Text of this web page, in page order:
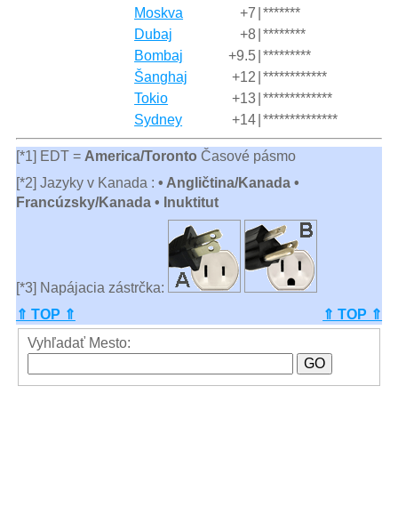
Moskva
+7 *******
Dubaj
+8 ********
Bombaj
+9.5 *********
Šanghaj
+12 ************
Tokio
+13 *************
Sydney
+14 **************
[*1] EDT = America/Toronto Časové pásmo
[*2] Jazyky v Kanada : • Angličtina/Kanada •
Francúzsky/Kanada • Inuktitut
[*3] Napájacia zástrčka:
⇑ TOP ⇑
⇑ TOP ⇑
Vyhľadať Mesto: